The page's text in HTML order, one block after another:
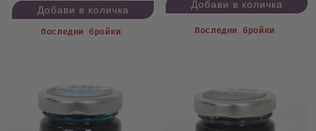
Последни бройки Последни бройки